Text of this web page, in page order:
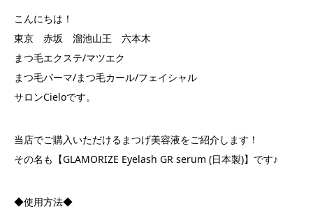
こんにちは！
東京 赤坂 溜池山王 六本木
まつ毛エクステ/マツエク
まつ毛パーマ/まつ毛カール/フェイシャル
サロンCieloです。
当店でご購入いただけるまつげ美容液をご紹介します！
その名も【GLAMORIZE Eyelash GR serum (日本製)】です♪
◆使用方法◆